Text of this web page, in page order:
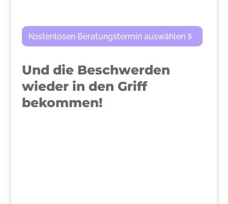
Kostenlosen Beratungstermin auswählen
Und die Beschwerden
wieder in den Griff
bekommen!